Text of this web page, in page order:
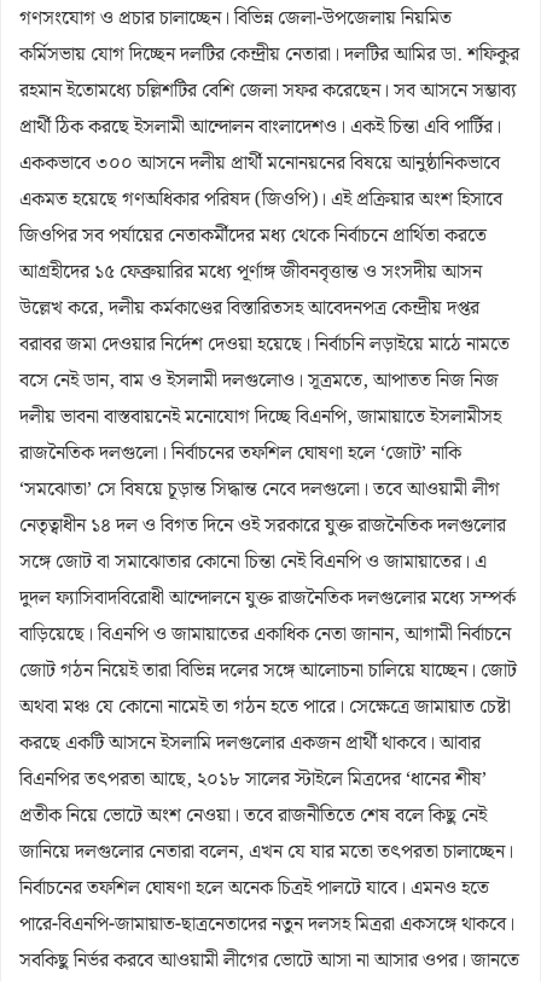
গণসংযোগ ও প্রচার চালাচ্ছেন। বিভিন্ন জেলা-উপজেলায় নিয়মিত
কর্মিসভায় যোগ দিচ্ছেন দলটির কেন্দ্রীয় নেতারা। দলটির আমির ডা. শফিকুর
রহমান ইতোমধ্যে চল্লিশটির বেশি জেলা সফর করেছেন। সব আসনে সম্ভাব্য
প্রার্থী ঠিক করছে ইসলামী আন্দোলন বাংলাদেশও। একই চিন্তা এবি পার্টির।
এককভাবে ৩০০ আসনে দলীয় প্রার্থী মনোনয়নের বিষয়ে আনুষ্ঠানিকভাবে
একমত হয়েছে গণঅধিকার পরিষদ (জিওপি)। এই প্রক্রিয়ার অংশ হিসাবে
জিওপির সব পর্যায়ের নেতাকর্মীদের মধ্য থেকে নির্বাচনে প্রার্থিতা করতে
আগ্রহীদের ১৫ ফেব্রুয়ারির মধ্যে পূর্ণাঙ্গ জীবনবৃত্তান্ত ও সংসদীয় আসন
উল্লেখ করে, দলীয় কর্মকাণ্ডের বিস্তারিতসহ আবেদনপত্র কেন্দ্রীয় দপ্তর
বরাবর জমা দেওয়ার নির্দেশ দেওয়া হয়েছে। নির্বাচনি লড়াইয়ে মাঠে নামতে
বসে নেই ডান, বাম ও ইসলামী দলগুলোও।সূত্রমতে, আপাতত নিজ নিজ
দলীয় ভাবনা বাস্তবায়নেই মনোযোগ দিচ্ছে বিএনপি, জামায়াতে ইসলামীসহ
রাজনৈতিক দলগুলো। নির্বাচনের তফশিল ঘোষণা হলে ‘জোট’ নাকি
‘সমঝোতা’ সে বিষয়ে চূড়ান্ত সিদ্ধান্ত নেবে দলগুলো। তবে আওয়ামী লীগ
নেতৃত্বাধীন ১৪ দল ও বিগত দিনে ওই সরকারে যুক্ত রাজনৈতিক দলগুলোর
সঙ্গে জোট বা সমাঝোতার কোনো চিন্তা নেই বিএনপি ও জামায়াতের। এ
দুদল ফ্যাসিবাদবিরোধী আন্দোলনে যুক্ত রাজনৈতিক দলগুলোর মধ্যে সম্পর্ক
বাড়িয়েছে। বিএনপি ও জামায়াতের একাধিক নেতা জানান, আগামী নির্বাচনে
জোট গঠন নিয়েই তারা বিভিন্ন দলের সঙ্গে আলোচনা চালিয়ে যাচ্ছেন। জোট
অথবা মঞ্চ যে কোনো নামেই তা গঠন হতে পারে। সেক্ষেত্রে জামায়াত চেষ্টা
করছে একটি আসনে ইসলামি দলগুলোর একজন প্রার্থী থাকবে। আবার
বিএনপির তৎপরতা আছে, ২০১৮ সালের স্টাইলে মিত্রদের ‘ধানের শীষ’
প্রতীক নিয়ে ভোটে অংশ নেওয়া। তবে রাজনীতিতে শেষ বলে কিছু নেই
জানিয়ে দলগুলোর নেতারা বলেন, এখন যে যার মতো তৎপরতা চালাচ্ছেন।
নির্বাচনের তফশিল ঘোষণা হলে অনেক চিত্রই পালটে যাবে। এমনও হতে
পারে-বিএনপি-জামায়াত-ছাত্রনেতাদের নতুন দলসহ মিত্ররা একসঙ্গে থাকবে।
সবকিছু নির্ভর করবে আওয়ামী লীগের ভোটে আসা না আসার ওপর।জানতে